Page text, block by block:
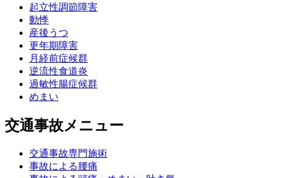
起立性調節障害
動悸
産後うつ
更年期障害
月経前症候群
逆流性食道炎
過敏性腸症候群
めまい
交通事故メニュー
交通事故専門施術
事故による腰痛